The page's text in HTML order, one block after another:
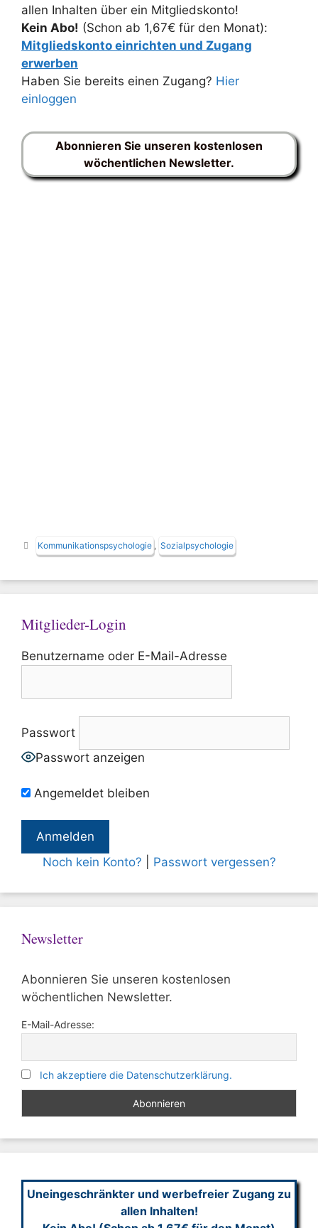
allen Inhalten über ein Mitgliedskonto!
Kein Abo! (Schon ab 1,67€ für den Monat):
Mitgliedskonto einrichten und Zugang
erwerben
Haben Sie bereits einen Zugang? Hier
einloggen
Abonnieren Sie unseren kostenlosen
wöchentlichen Newsletter.
Schlagwörter
Kommunikationspsychologie Sozialpsychologie
Mitglieder-Login
Benutzername oder E-Mail-Adresse
Passwort
Passwort anzeigen
Angemeldet bleiben
Noch kein Konto? Passwort vergessen?
Newsletter
Abonnieren Sie unseren kostenlosen
wöchentlichen Newsletter.
E-Mail-Adresse:
Ich akzeptiere die Datenschutzerklärung.
Uneingeschränkter und werbefreier Zugang zu
allen Inhalten!